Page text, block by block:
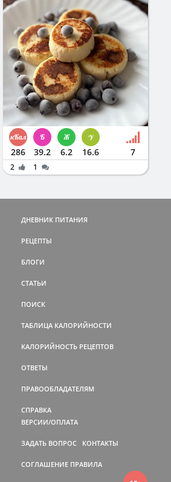
286 39.2 6.2 16.6 7
2 1
ДНЕВНИК ПИТАНИЯ
РЕЦЕПТЫ
БЛОГИ
СТАТЬИ
ПОИСК
ТАБЛИЦА КАЛОРИЙНОСТИ
КАЛОРИЙНОСТЬ РЕЦЕПТОВ
ОТВЕТЫ
ПРАВООБЛАДАТЕЛЯМ
СПРАВКА
ВЕРСИИ/ОПЛАТА
ЗАДАТЬ ВОПРОС КОНТАКТЫ
СОГЛАШЕНИЕ ПРАВИЛА